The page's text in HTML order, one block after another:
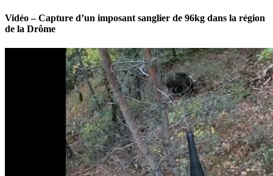
Vidéo – Capture d’un imposant sanglier de 96kg dans la région
de la Drôme